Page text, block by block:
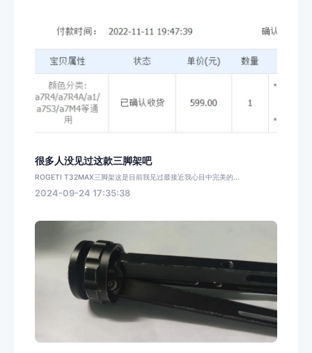
很多人没见过这款三脚架吧
ROGETI T32MAX三脚架这是目前我见过最接近我心目中完美的...
2024-09-24 17:35:38